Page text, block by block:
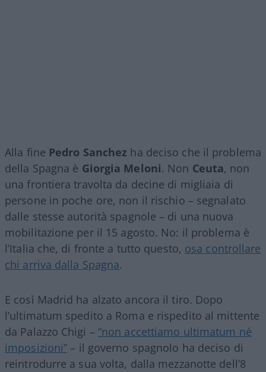
Alla fine Pedro Sanchez ha deciso che il problema
della Spagna è Giorgia Meloni. Non Ceuta, non
una frontiera travolta da decine di migliaia di
persone in poche ore, non il rischio – segnalato
dalle stesse autorità spagnole – di una nuova
mobilitazione per il 15 agosto. No: il problema è
l’Italia che, di fronte a tutto questo, osa controllare
chi arriva dalla Spagna.
E così Madrid ha alzato ancora il tiro. Dopo
l’ultimatum spedito a Roma e rispedito al mittente
da Palazzo Chigi – “non accettiamo ultimatum né
imposizioni” – il governo spagnolo ha deciso di
reintrodurre a sua volta, dalla mezzanotte dell’8